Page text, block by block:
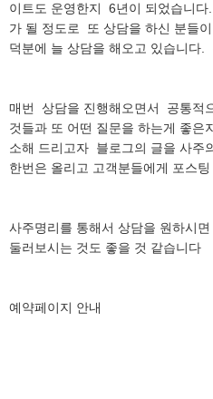
이트도 운영한지 6년이 되었습니다
가 될 정도로 또 상담을 하신 분들
덕분에 늘 상담을 해오고 있습니다.
매번 상담을 진행해오면서 공통적
것들과 또 어떤 질문을 하는게 좋은
소해 드리고자 블로그의 글을 사주
한번은 올리고 고객분들에게 포스
사주명리를 통해서 상담을 원하시
둘러보시는 것도 좋을 것 같습니다
예약페이지 안내